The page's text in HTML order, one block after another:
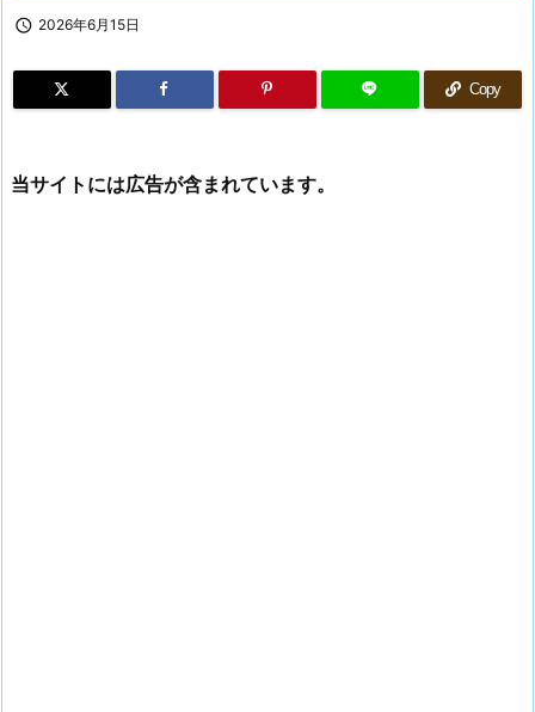
 2026年6月15日
Copy
当サイトには広告が含まれています。